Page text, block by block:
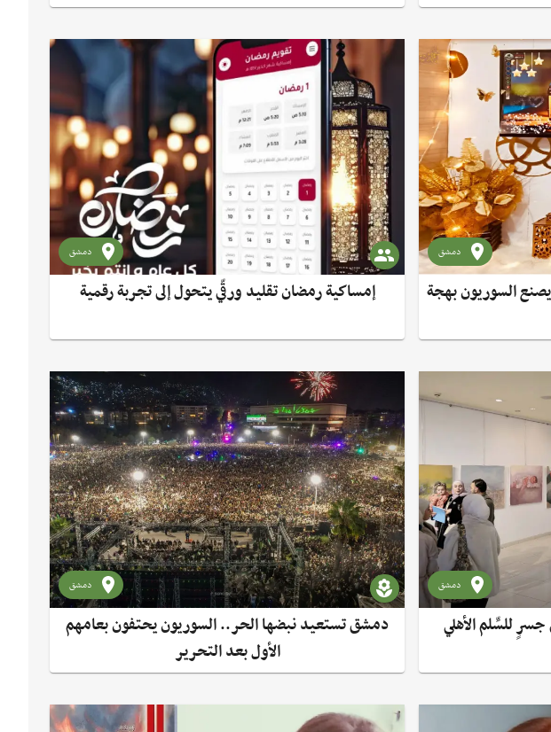
دمشق
السوريون بهجة
دمشق
إمساكية رمضان تقليد ورقّي يتحول إلى تجربة رقمية
دمشق
للسِّلم الأهلي
دمشق
دمشق تستعيد نبضها الحر.. السوريون يحتفون بعامهم
الأول بعد التحرير